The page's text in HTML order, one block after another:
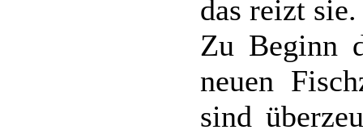
das reizt sie.
Zu Beginn
neuen
sind